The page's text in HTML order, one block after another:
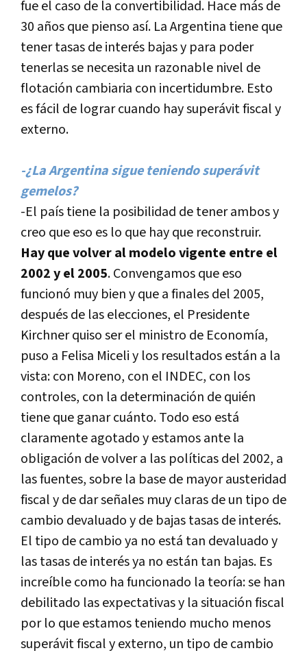
fue el caso de la convertibilidad. Hace más de
30 años que pienso así­. La Argentina tiene que
tener tasas de interés bajas y para poder
tenerlas se necesita un razonable nivel de
flotación cambiaria con incertidumbre. Esto
es fácil de lograr cuando hay superávit fiscal y
externo.
-¿La Argentina sigue teniendo superávit
gemelos?
-El paí­s tiene la posibilidad de tener ambos y
creo que eso es lo que hay que reconstruir.
Hay que volver al modelo vigente entre el
2002 y el 2005. Convengamos que eso
funcionó muy bien y que a finales del 2005,
después de las elecciones, el Presidente
Kirchner quiso ser el ministro de Economí­a,
puso a Felisa Miceli y los resultados están a la
vista: con Moreno, con el INDEC, con los
controles, con la determinación de quién
tiene que ganar cuánto. Todo eso está
claramente agotado y estamos ante la
obligación de volver a las polí­ticas del 2002, a
las fuentes, sobre la base de mayor austeridad
fiscal y de dar señales muy claras de un tipo de
cambio devaluado y de bajas tasas de interés.
El tipo de cambio ya no está tan devaluado y
las tasas de interés ya no están tan bajas. Es
increí­ble como ha funcionado la teorí­a: se han
debilitado las expectativas y la situación fiscal
por lo que estamos teniendo mucho menos
superávit fiscal y externo, un tipo de cambio